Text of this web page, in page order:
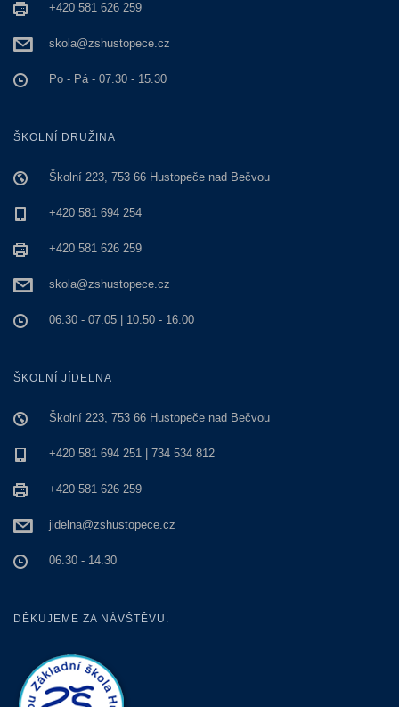
+420 581 626 259
skola@zshustopece.cz
Po - Pá - 07.30 - 15.30
ŠKOLNÍ DRUŽINA
Školní 223, 753 66 Hustopeče nad Bečvou
+420 581 694 254
+420 581 626 259
skola@zshustopece.cz
06.30 - 07.05 | 10.50 - 16.00
ŠKOLNÍ JÍDELNA
Školní 223, 753 66 Hustopeče nad Bečvou
+420 581 694 251 | 734 534 812
+420 581 626 259
jidelna@zshustopece.cz
06.30 - 14.30
DĚKUJEME ZA NÁVŠTĚVU.